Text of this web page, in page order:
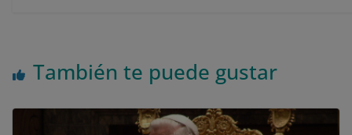
También te puede gustar